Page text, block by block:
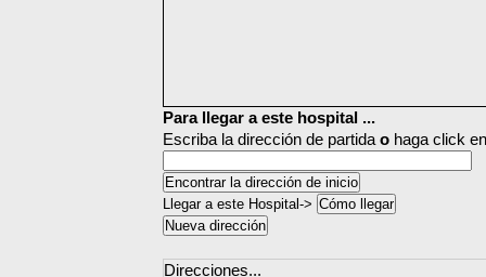
Para llegar a este hospital ...
Escriba la dirección de partida o haga click
Llegar a este Hospital->
Direcciones...